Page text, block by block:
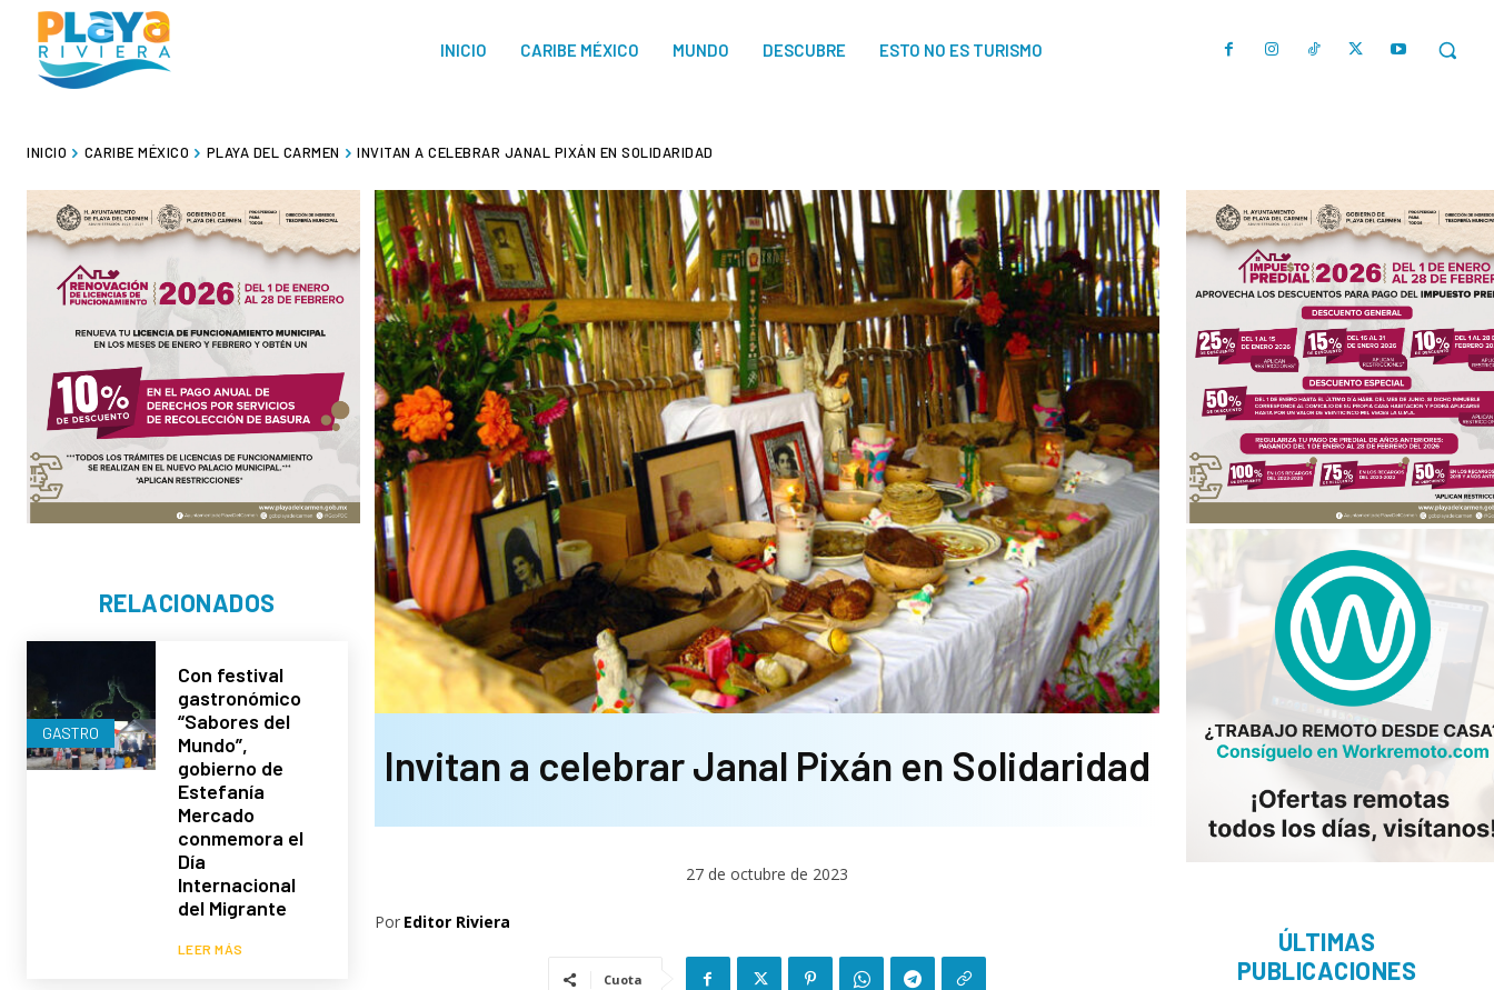
INICIO CARIBE MÉXICO MUNDO DESCUBRE ESTO NO ES TURISMO
INICIO CARIBE MÉXICO PLAYA DEL CARMEN INVITAN A CELEBRAR JANAL PIXÁN EN SOLIDARIDAD
RELACIONADOS
GASTRO
Con festival
gastronómico
“Sabores del
Mundo”,
gobierno de
Estefanía
Mercado
conmemora el
Día
Internacional
del Migrante
LEER MÁS
Invitan a celebrar Janal Pixán en Solidaridad
27 de octubre de 2023
Por Editor Riviera
Cuota
ÚLTIMAS
PUBLICACIONES